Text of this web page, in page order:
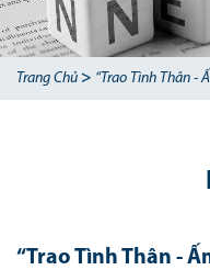
Trang Chủ > “Trao Tình Thân -
“Trao Tình Thân -